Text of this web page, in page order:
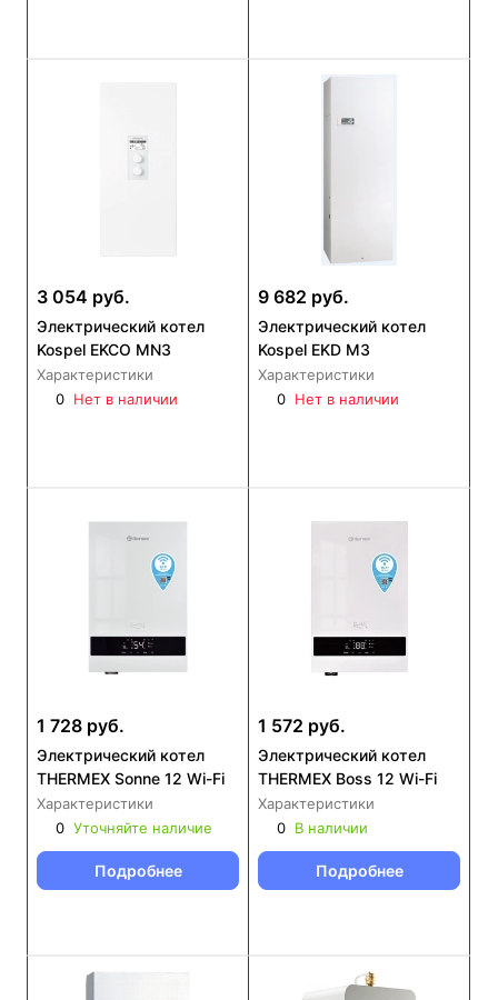
3 054 руб.
Электрический котел
Kospel EKCO MN3
Характеристики
0 Нет в наличии
9 682 руб.
Электрический котел
Kospel EKD M3
Характеристики
0 Нет в наличии
1 728 руб.
Электрический котел
THERMEX Sonne 12 Wi-Fi
Характеристики
0 Уточняйте наличие
Подробнее
1 572 руб.
Электрический котел
THERMEX Boss 12 Wi-Fi
Характеристики
0 В наличии
Подробнее